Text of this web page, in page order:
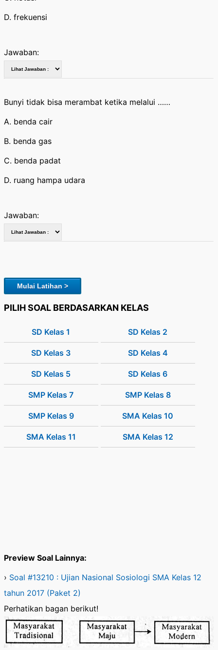
D. frekuensi
Jawaban:
Bunyi tidak bisa merambat ketika melalui ……
A. benda cair
B. benda gas
C. benda padat
D. ruang hampa udara
Jawaban:
Mulai Latihan >
PILIH SOAL BERDASARKAN KELAS
SD Kelas 1 SD Kelas 2
SD Kelas 3 SD Kelas 4
SD Kelas 5 SD Kelas 6
SMP Kelas 7 SMP Kelas 8
SMP Kelas 9 SMA Kelas 10
SMA Kelas 11 SMA Kelas 12
Preview Soal Lainnya:
› Soal #13210 : Ujian Nasional Sosiologi SMA Kelas 12
tahun 2017 (Paket 2)
Perhatikan bagan berikut!